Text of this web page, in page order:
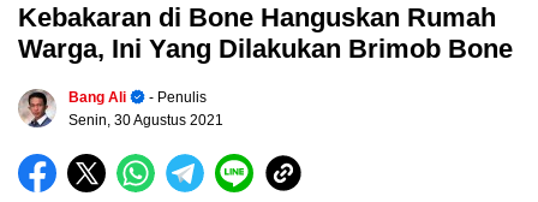
Kebakaran di Bone Hanguskan Rumah
Warga, Ini Yang Dilakukan Brimob Bone
Bang Ali
- Penulis
Senin, 30 Agustus 2021